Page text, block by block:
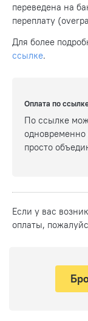
переведена на
переплату
Для более
ссылке.
Оплата по
По ссылке
просто
Если у вас
оплаты,